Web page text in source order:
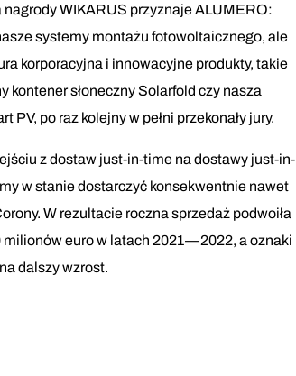
nagrody WIKARUS przyznaje ALUMERO:
systemy montażu fotowoltaicznego, ale
korporacyjna i innowacyjne produkty, takie
kontener słoneczny Solarfold czy nasza
PV, po raz kolejny w pełni przekonały jury.
z dostaw just-in-time na dostawy just-in-
w stanie dostarczyć konsekwentnie nawet
W rezultacie roczna sprzedaż podwoiła
milionów euro w latach 2021—2022, a oznaki
dalszy wzrost.